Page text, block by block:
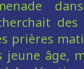
des
prières
jeune âge,